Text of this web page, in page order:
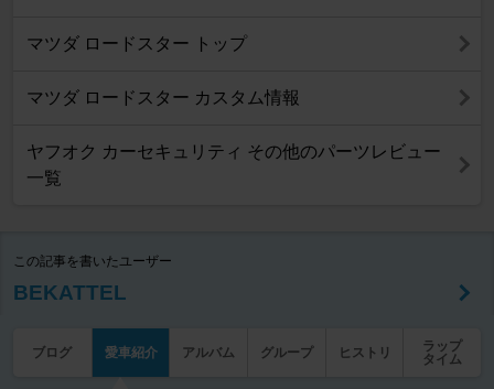
マツダ ロードスター トップ
マツダ ロードスター カスタム情報
ヤフオク カーセキュリティ その他のパーツレビュー
一覧
この記事を書いたユーザー
BEKATTEL
ブログ 愛車紹介 アルバム グループ ヒストリ
ラップ
タイム